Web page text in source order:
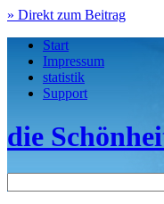
» Direkt zum Beitrag
Start
Impressum
statistik
Support
die